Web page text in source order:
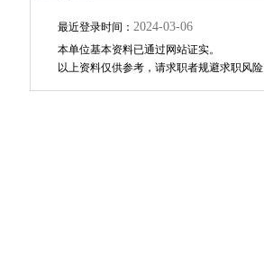
最近登录时间： 2024-03-06
本单位基本资料已通过网站证实。
以上资料仅供参考，请求职者规避求职风险